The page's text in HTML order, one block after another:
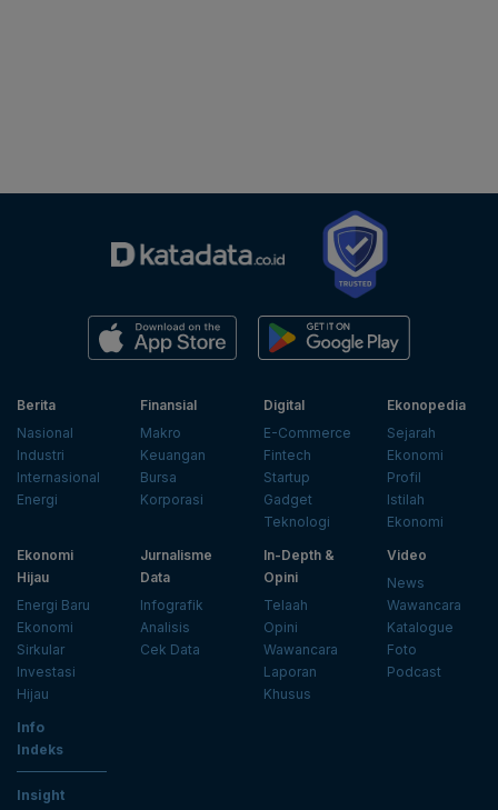
Berita
Nasional
Industri
Internasional
Energi
Finansial
Makro
Keuangan
Bursa
Korporasi
Digital
E-Commerce
Fintech
Startup
Gadget
Teknologi
Ekonopedia
Sejarah
Ekonomi
Profil
Istilah
Ekonomi
Ekonomi
Hijau
Energi Baru
Ekonomi
Sirkular
Investasi
Hijau
Jurnalisme
Data
Infografik
Analisis
Cek Data
In-Depth &
Opini
Telaah
Opini
Wawancara
Laporan
Khusus
Video
News
Wawancara
Katalogue
Foto
Podcast
Info
Indeks
Insight